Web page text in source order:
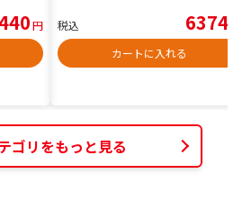
円
税込 6374
カートに入れる
ゴリをもっと見る